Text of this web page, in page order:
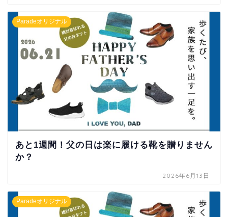
Paradeオリジナル
あと1週間！父の日は楽に履ける靴を贈りません
か？
2026年6月13日
Paradeオリジナル